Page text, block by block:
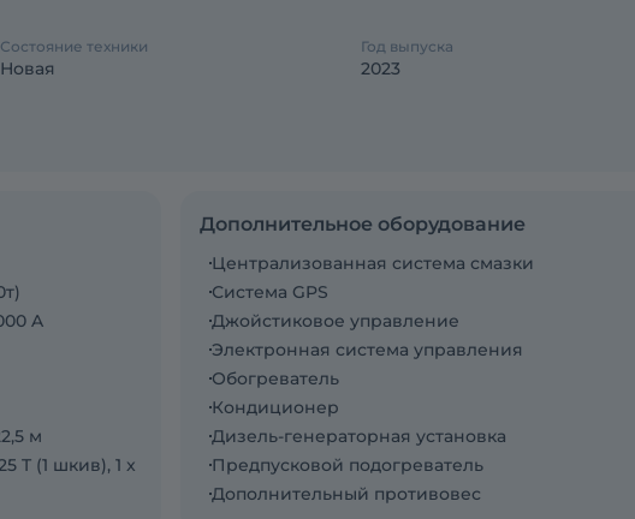
Состояние техники
Новая
Год выпуска
2023
A
м
T (1 шкив), 1 x
Дополнительное оборудование
Централизованная система смазки
Система GPS
Джойстиковое управление
Электронная система управления
Обогреватель
Кондиционер
Дизель-генераторная установка
Предпусковой подогреватель
Дополнительный противовес